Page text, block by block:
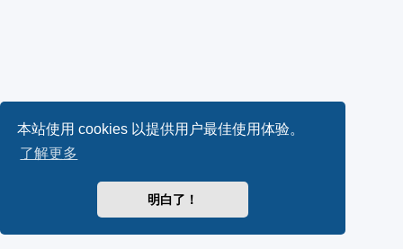
本站使用 cookies 以提供用户最佳使用体验。
了解更多
明白了！